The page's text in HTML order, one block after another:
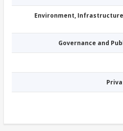
Environment,
Governance